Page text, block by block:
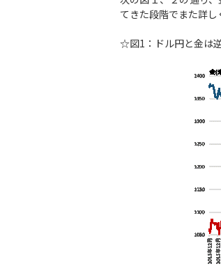
てきた段階でまた詳し
☆図1：ドル円と金は